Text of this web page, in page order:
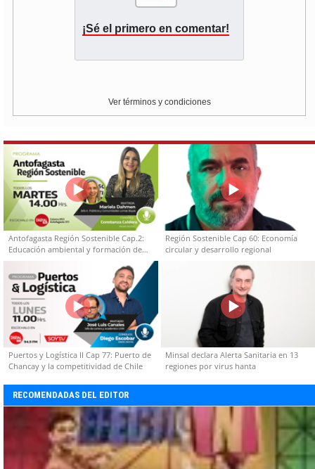
¡Sé el primero en comentar!
Ver términos y condiciones
Antofagasta Región Sostenible Cap.2:
Educación ambiental y formación de
capacidades técnicas
Región Sostenible Cap 60: Economía
circular y desarrollo regional
Puertos y Logística II Cap 77: Puerto de
Chancay y la competitividad de Chile
Minsal declara Alerta Sanitaria en 13
regiones por virus hanta
RECOMENDADAS DEL EDITOR